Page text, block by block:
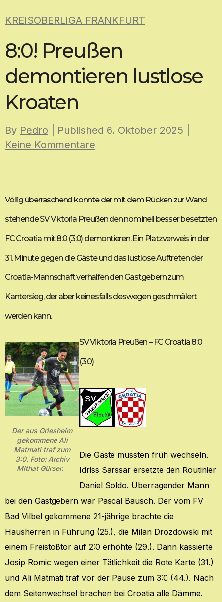
toKREISOBERLIGA FRANKFURT
8:0! Preußen
demontieren lustlose
Kroaten
By Pedro | Published 6. Oktober 2025
Keine Kommentare
Völlig überraschend konnte der mit dem Rücken zur Wand
stehende SV Viktoria Preußen den nominell besser besetzten
FC Croatia mit 8:0 (3:0) demontieren. Ein Platzverweis in der
31. Minute gegen die Gäste und das lustlose Auftreten der
Croatia-Mannschaft verhalfen den Gastgebern zum
Kantersieg, der aber keinesfalls deswegen geschmälert
werden kann.
Der aus Griesheim
gekommene Ali
Matmati traf zum
3:0. Foto: Archiv
Mithat Gürser.
SV Viktoria Preußen – FC Croatia 8:0
(3:0)
Die Gäste mussten früh wechseln.
Idriss Sarssar ersetzte den Routinier
Daniel Soldo. Überragender Mann
bei den Gastgebern war Pascal Bausch. Der vom FV
Bad Vilbel gekommene 21-jährige brachte die
Hausherren in Führung (25.), die Milan Drozdowski mit
einem Freistoßtor auf 2:0 erhöhte (29.). Dann kassierte
Josip Romic wegen einer Tätlichkeit die Rote Karte (31.)
und Ali Matmati traf vor der Pause zum 3:0 (44.). Nach
dem Seitenwechsel brachen bei Croatia alle Dämme.